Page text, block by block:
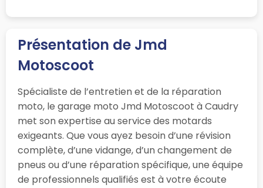
Présentation de Jmd
Motoscoot
Spécialiste de l’entretien et de la réparation
moto, le garage moto Jmd Motoscoot à Caudry
met son expertise au service des motards
exigeants. Que vous ayez besoin d’une révision
complète, d’une vidange, d’un changement de
pneus ou d’une réparation spécifique, une équipe
de professionnels qualifiés est à votre écoute